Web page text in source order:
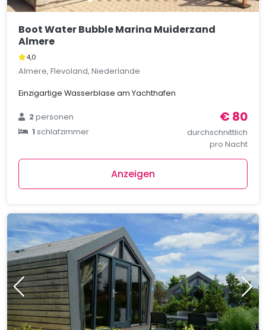
Boot Water Bubble Marina Muiderzand
Almere
4,0
Almere, Flevoland, Niederlande
Einzigartige Wasserblase am Yachthafen
2personen
1schlafzimmer
€ 80
durchschnittlich
pro Nacht
Anzeigen